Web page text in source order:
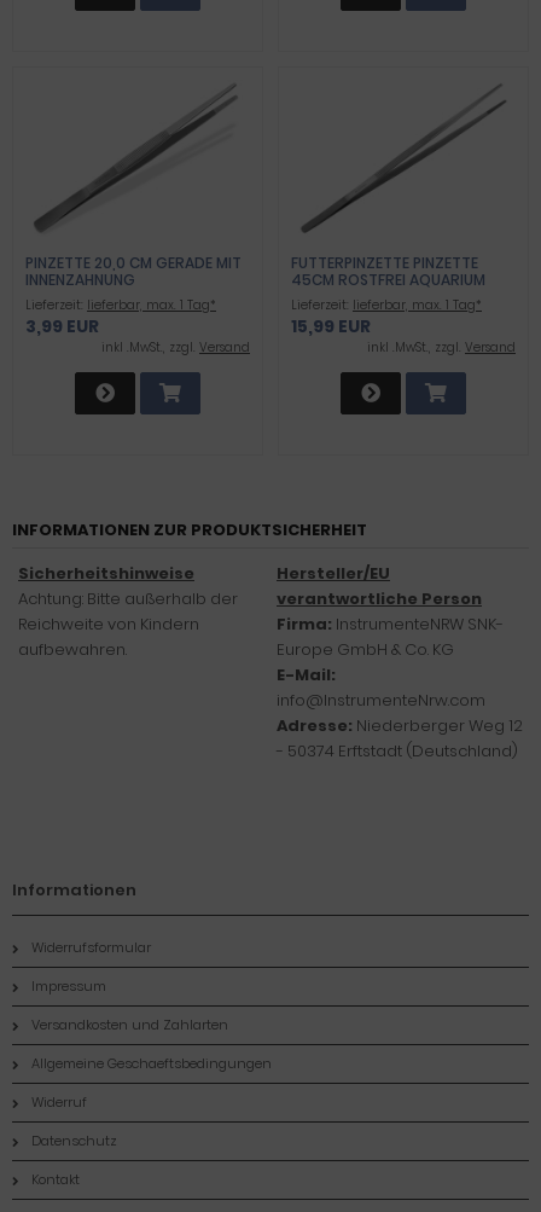
PINZETTE 20,0 CM GERADE MIT
INNENZAHNUNG
Lieferzeit: lieferbar, max. 1 Tag*
3,99 EUR
inkl .MwSt., zzgl. Versand
FUTTERPINZETTE PINZETTE
45CM ROSTFREI AQUARIUM
Lieferzeit: lieferbar, max. 1 Tag*
15,99 EUR
inkl .MwSt., zzgl. Versand
INFORMATIONEN ZUR PRODUKTSICHERHEIT
Sicherheitshinweise
Achtung: Bitte außerhalb der
Reichweite von Kindern
aufbewahren.
Hersteller/EU
verantwortliche Person
Firma: InstrumenteNRW SNK-
Europe GmbH & Co. KG
E-Mail:
info@InstrumenteNrw.com
Adresse: Niederberger Weg 12
- 50374 Erftstadt (Deutschland)
Informationen
Widerrufsformular
Impressum
Versandkosten und Zahlarten
Allgemeine Geschaeftsbedingungen
Widerruf
Datenschutz
Kontakt